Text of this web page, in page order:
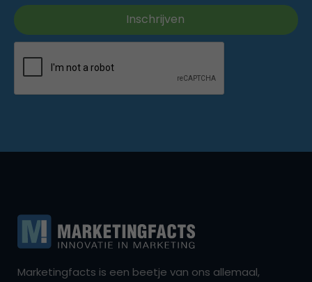
Marketingfacts is een beetje van ons allemaal,